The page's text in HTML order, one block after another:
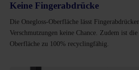
Keine Fingerabdrücke
Die Onegloss-Oberfläche lässt
Verschmutzungen keine Chance. Zudem ist
Oberfläche zu 100% recyclingfähig.